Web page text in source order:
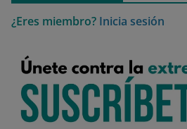
¿Eres miembro? Inicia sesión